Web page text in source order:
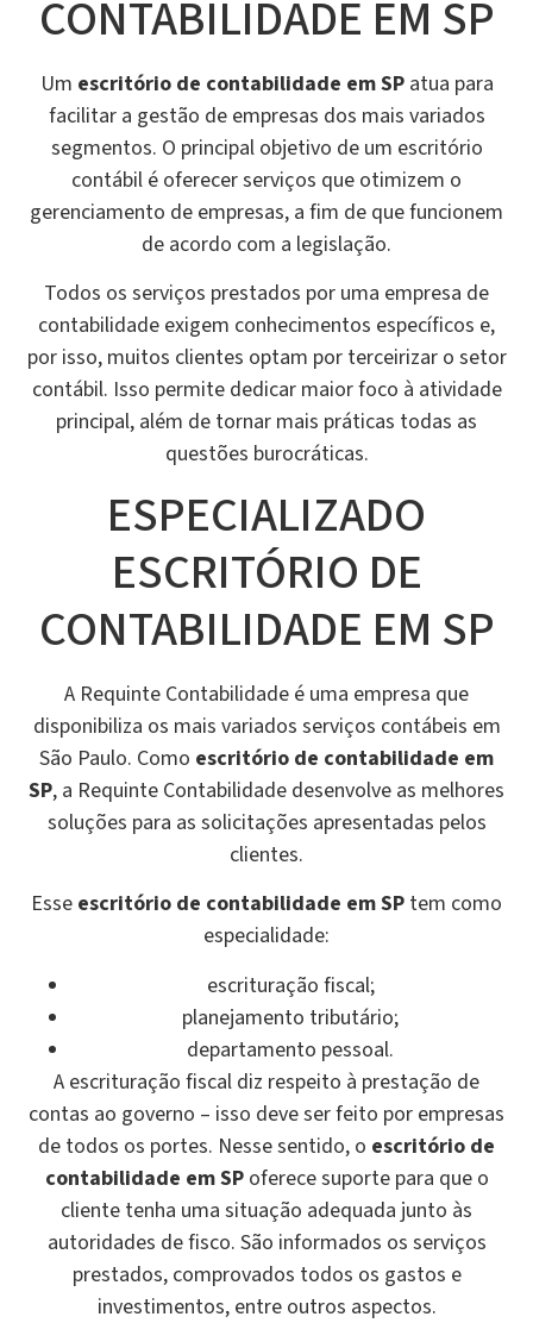
CONTABILIDADE EM SP
Um escritório de contabilidade em SPatua para
facilitar a gestão de empresas dos mais variados
segmentos. O principal objetivo de um escritório
contábil é oferecer serviços que otimizem o
gerenciamento de empresas, a fim de que funcionem
de acordo com a legislação.
Todos os serviços prestados por uma empresa de
contabilidade exigem conhecimentos específicos e,
por isso, muitos clientes optam por terceirizar o setor
contábil. Isso permite dedicar maior foco à atividade
principal, além de tornar mais práticas todas as
questões burocráticas.
ESPECIALIZADO
ESCRITÓRIO DE
CONTABILIDADE EM SP
A Requinte Contabilidade é uma empresa que
disponibiliza os mais variados serviços contábeis em
São Paulo. Como escritório de contabilidade em
SP, a Requinte Contabilidade desenvolve as melhores
soluções para as solicitações apresentadas pelos
clientes.
Esse escritório de contabilidade em SP tem como
especialidade:
escrituração fiscal;
planejamento tributário;
departamento pessoal.
A escrituração fiscal diz respeito à prestação de
contas ao governo – isso deve ser feito por empresas
de todos os portes. Nesse sentido, o escritório de
contabilidade em SPoferece suporte para que o
cliente tenha uma situação adequada junto às
autoridades de fisco. São informados os serviços
prestados, comprovados todos os gastos e
investimentos, entre outros aspectos.